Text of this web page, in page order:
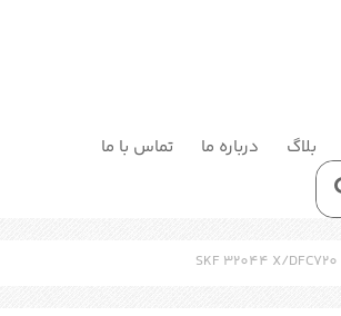
بلاگ درباره ما تماس با ما